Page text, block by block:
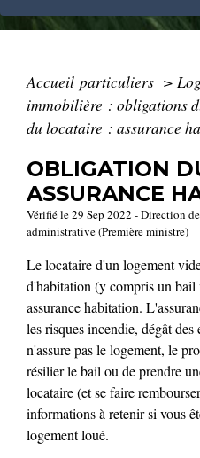
Accueil particuliers >
immobilière : obligations
du locataire : assurance
OBLIGATION
ASSURANCE
Vérifié le 29 Sep 2022 - Direction
administrative (Première ministre)
Le locataire d'un logement
d'habitation (y compris un
assurance habitation.
les risques incendie, dégât
n'assure pas le logement, le
résilier le bail ou de prendre
locataire (et se faire
informations à retenir si vous
logement loué.